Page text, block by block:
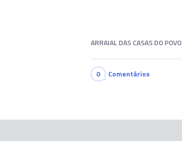
ARRAIAL DAS CASAS DO POVO
0 Comentários